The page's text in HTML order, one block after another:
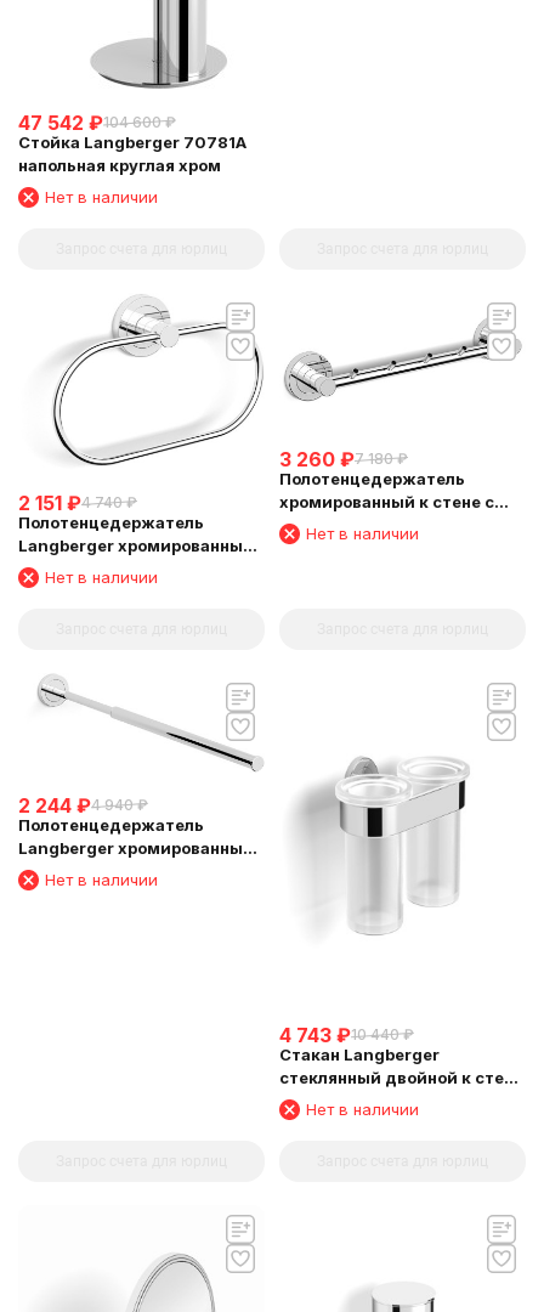
47 542 ₽104 600 ₽
Стойка Langberger 70781A
напольная круглая хром
Нет в наличии
2 151 ₽4 740 ₽
Полотенцедержатель
Langberger хромированный
к стене "овал" 11038A
Нет в наличии
3 260 ₽7 180 ₽
Полотенцедержатель
хромированный к стене с
четырьмя крючками
Langberger 11034A
Нет в наличии
2 244 ₽4 940 ₽
Полотенцедержатель
Langberger хромированный
к стене телескопический
33-53 см 11009A
Нет в наличии
4 743 ₽10 440 ₽
Стакан Langberger
стеклянный двойной к стене
круглый 11019A
Нет в наличии